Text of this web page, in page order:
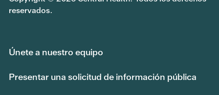
reservados.
Únete a nuestro equipo
Presentar una solicitud de información pública